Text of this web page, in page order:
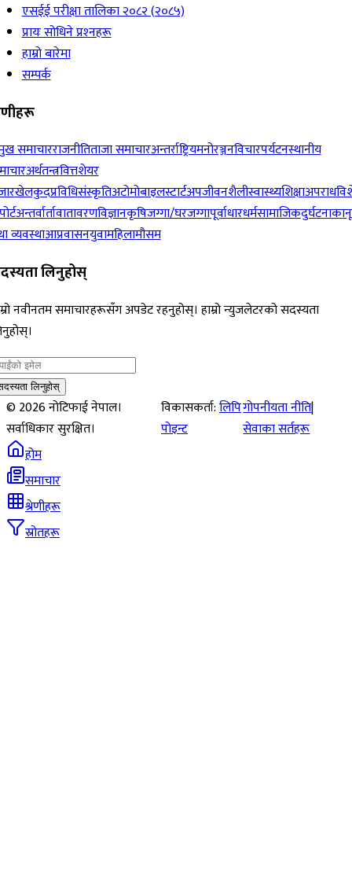
एसईई परीक्षा तालिका २०८२ (२०८५)
प्रायः सोधिने प्रश्‍नहरू
हाम्रो बारेमा
सम्पर्क
समाचारराजनीतिताजा समाचारअन्तर्राष्ट्रियमनोरञ्जनविचारपर्यटनस्थानीय
अर्थतन्त्रवित्तशेयर
खेलकुदप्रविधिसंस्कृतिअटोमोबाइलस्टार्टअपजीवनशैलीस्वास्थ्यशिक्षाअपराध
अन्तर्वार्तावातावरणविज्ञानकृषिजग्गा/घरजग्गापूर्वाधारधर्मसामाजिकदुर्घटना
व्यवस्थाआप्रवासनयुवामहिलामौसम
लिनुहोस्
नवीनतम समाचारहरूसँग अपडेट रहनुहोस्। हाम्रो न्युजलेटरको सदस्यता
लिनुहोस्
©2026नोटिफाई नेपाल।
सर्वाधिकार सुरक्षित।
विकासकर्ता:लिपि
पोइन्ट
गोपनीयता नीति|
सेवाका सर्तहरू
होम
समाचार
श्रेणीहरू
स्रोतहरू